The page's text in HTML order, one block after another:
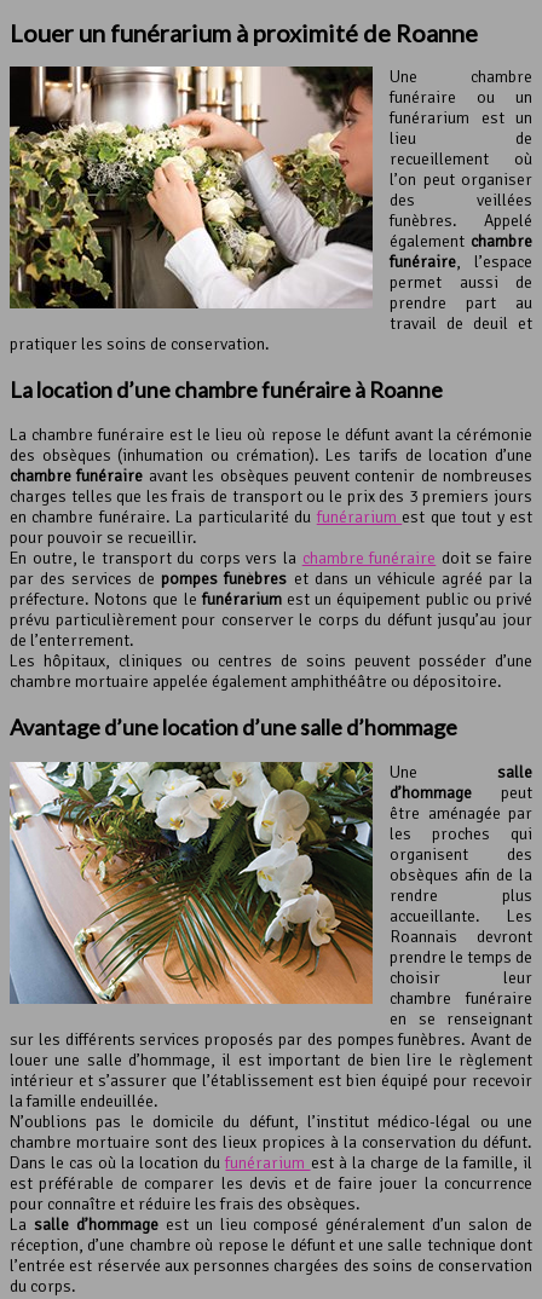
Louer un funérarium à proximité de Roanne
Une chambre
funéraire ou un
funérarium est un
lieu de
recueillement où
l’on peut organiser
des veillées
funèbres. Appelé
également chambre
funéraire, l’espace
permet aussi de
prendre part au
travail de deuil et
pratiquer les soins de conservation.
La location d’une chambre funéraire à Roanne
La chambre funéraire est le lieu où repose le défunt avant la cérémonie
des obsèques (inhumation ou crémation). Les tarifs de location d’une
chambre funéraire avant les obsèques peuvent contenir de nombreuses
charges telles que les frais de transport ou le prix des 3 premiers jours
en chambre funéraire. La particularité du funérarium est que tout y est
pour pouvoir se recueillir.
En outre, le transport du corps vers la chambre funéraire doit se faire
par des services de pompes funèbres et dans un véhicule agréé par la
préfecture. Notons que lefunérarium est un équipement public ou privé
prévu particulièrement pour conserver le corps du défunt jusqu’au jour
de l’enterrement.
Les hôpitaux, cliniques ou centres de soins peuvent posséder d’une
chambre mortuaire appelée également amphithéâtre ou dépositoire.
Avantage d’une location d’une salle d’hommage
Une salle
d’hommage peut
être aménagée par
les proches qui
organisent des
obsèques afin de la
rendre plus
accueillante. Les
Roannais devront
prendre le temps de
choisir leur
chambre funéraire
en se renseignant
sur les différents services proposés par des pompes funèbres. Avant de
louer une salle d’hommage, il est important de bien lire le règlement
intérieur et s’assurer que l’établissement est bien équipé pour recevoir
la famille endeuillée.
N’oublions pas le domicile du défunt, l’institut médico-légal ou une
chambre mortuaire sont des lieux propices à la conservation du défunt.
Dans le cas où la location dufunérarium est à la charge de la famille, il
est préférable de comparer les devis et de faire jouer la concurrence
pour connaître et réduire les frais des obsèques.
La salle d’hommageest un lieu composé généralement d’un salon de
réception, d’une chambre où repose le défunt et une salle technique dont
l’entrée est réservée aux personnes chargées des soins de conservation
du corps.